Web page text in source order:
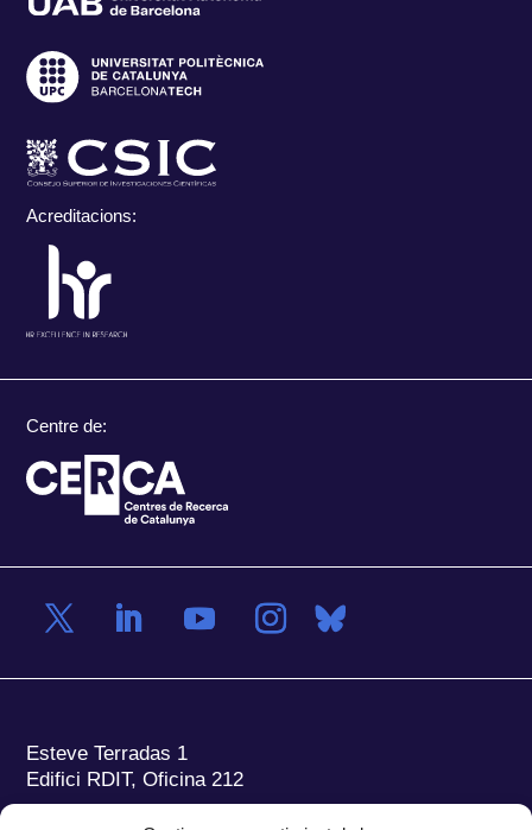
Acreditacions:
Centre de:
Esteve Terradas 1
Edifici RDIT, Oficina 212